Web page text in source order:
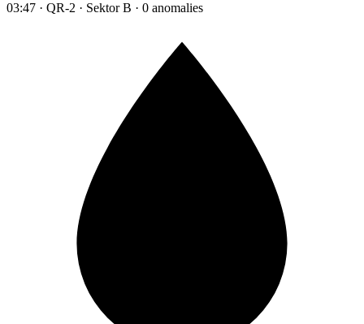
03:47 · QR-2 · Sektor B · 0 anomalies